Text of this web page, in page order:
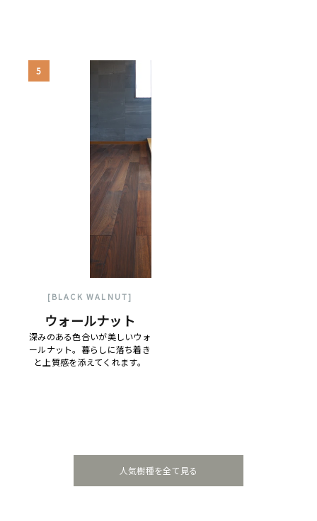
5
[BLACK WALNUT]
ウォールナット
深みのある色合いが美しいウォ
ールナット。暮らしに落ち着き
と上質感を添えてくれます。
人気樹種を全て見る